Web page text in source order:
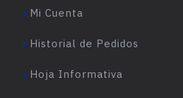
Mi Cuenta
Historial de Pedidos
Hoja Informativa